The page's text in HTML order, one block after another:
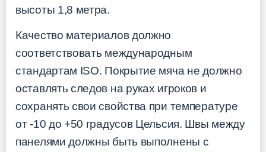
высоты 1,8 метра.
Качество материалов должно
соответствовать международным
стандартам ISO. Покрытие мяча не должно
оставлять следов на руках игроков и
сохранять свои свойства при температуре
от -10 до +50 градусов Цельсия. Швы между
панелями должны быть выполнены с